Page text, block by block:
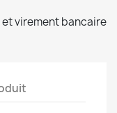
virement bancaire